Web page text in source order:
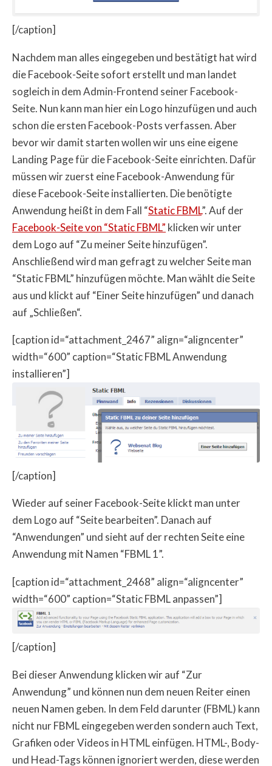
[/caption]
Nachdem man alles eingegeben und bestätigt hat wird
die Facebook-Seite sofort erstellt und man landet
sogleich in dem Admin-Frontend seiner Facebook-
Seite. Nun kann man hier ein Logo hinzufügen und auch
schon die ersten Facebook-Posts verfassen. Aber
bevor wir damit starten wollen wir uns eine eigene
Landing Page für die Facebook-Seite einrichten. Dafür
müssen wir zuerst eine Facebook-Anwendung für
diese Facebook-Seite installierten. Die benötigte
Anwendung heißt in dem Fall “Static FBML”. Auf der
Facebook-Seite von “Static FBML” klicken wir unter
dem Logo auf “Zu meiner Seite hinzufügen”.
Anschließend wird man gefragt zu welcher Seite man
“Static FBML” hinzufügen möchte. Man wählt die Seite
aus und klickt auf “Einer Seite hinzufügen” und danach
auf „Schließen“.
[caption id=“attachment_2467” align=“aligncenter”
width=“600” caption=“Static FBML Anwendung
installieren”]
[/caption]
Wieder auf seiner Facebook-Seite klickt man unter
dem Logo auf “Seite bearbeiten”. Danach auf
“Anwendungen” und sieht auf der rechten Seite eine
Anwendung mit Namen “FBML 1”.
[caption id=“attachment_2468” align=“aligncenter”
width=“600” caption=“Static FBML anpassen”]
[/caption]
Bei dieser Anwendung klicken wir auf “Zur
Anwendung” und können nun dem neuen Reiter einen
neuen Namen geben. In dem Feld darunter (FBML) kann
nicht nur FBML eingegeben werden sondern auch Text,
Grafiken oder Videos in HTML einfügen. HTML-, Body-
und Head-Tags können ignoriert werden, diese werden